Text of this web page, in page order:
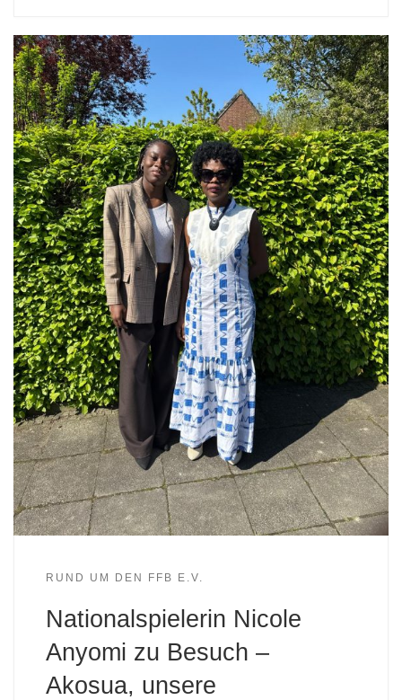
RUND UM DEN FFB E.V.
Nationalspielerin Nicole
Anyomi zu Besuch –
Akosua, unsere